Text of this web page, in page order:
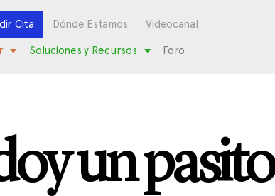
Cita Dónde Estamos Videocanal
Soluciones y Recursos Foro
un pasito